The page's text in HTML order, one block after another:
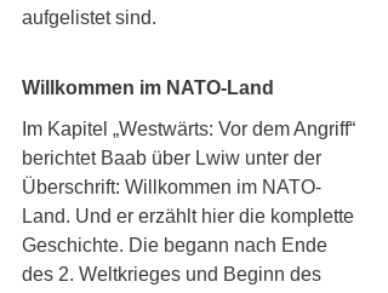
aufgelistet sind.
Willkommen im NATO-Land
Im Kapitel „Westwärts: Vor dem Angriff“
berichtet Baab über Lwiw unter der
Überschrift: Willkommen im NATO-
Land. Und er erzählt hier die komplette
Geschichte. Die begann nach Ende
des 2. Weltkrieges und Beginn des